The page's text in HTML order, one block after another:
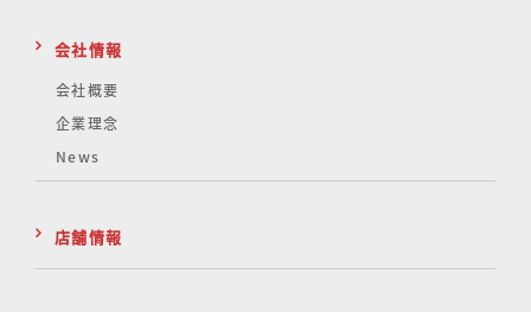
会社情報
会社概要
企業理念
News
店舗情報